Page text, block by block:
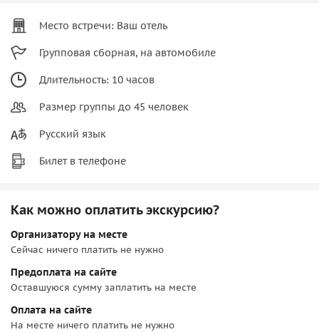
Место встречи: Ваш отель
Групповая сборная, на автомобиле
Длительность: 10 часов
Размер группы до 45 человек
Русский язык
Билет в телефоне
Как можно оплатить экскурсию?
Организатору на месте
Сейчас ничего платить не нужно
Предоплата на сайте
Оставшуюся сумму заплатить на месте
Оплата на сайте
На месте ничего платить не нужно